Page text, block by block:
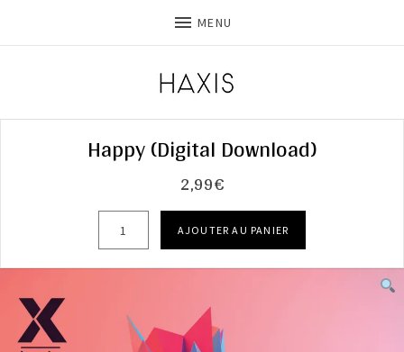
MENU
Happy (Digital Download)
2,99€
AJOUTER AU PANIER